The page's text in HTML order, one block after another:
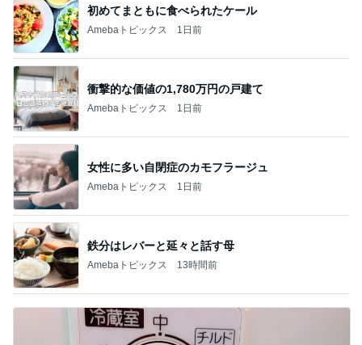
初めてまともに食べられたケール
Amebaトピックス 1日前
衝撃的な価値の1,780万円の戸建て
Amebaトピックス 1日前
女性に多い自閉症のカモフラージュ
Amebaトピックス 1日前
鉄分はレバーと延々と話す母
Amebaトピックス 13時間前